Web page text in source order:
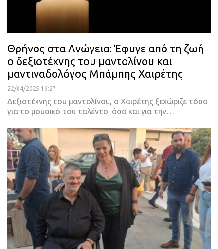
Θρήνος στα Ανώγεια: Έφυγε από τη ζωή
ο δεξιοτέχνης του μαντολίνου και
μαντιναδολόγος Μπάμπης Χαιρέτης
22/04/2025 16:27
Δεξιοτέχνης του μαντολίνου, ο Χαιρέτης ξεχώριζε τόσο
για το μουσικό του ταλέντο, όσο και για την…